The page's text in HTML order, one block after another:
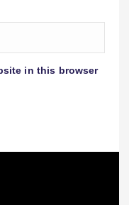
in this browser